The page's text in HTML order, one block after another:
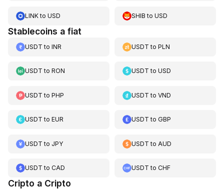
LINKto USD SHIB toUSD
Stablecoins a fiat
USDT to INR USDT toPLN
USDT to RON USDT toUSD
USDT to PHP USDT toVND
USDT to EUR USDT toGBP
USDT to JPY USDT to AUD
USDT to CAD USDT toCHF
Cripto a Cripto